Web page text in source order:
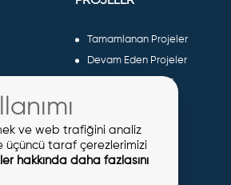
Tamamlanan Projeler
Devam Eden Projeler
Planlanan Projeler
Sosyal Projeler
ve web trafiğini analiz
üçüncü taraf çerezlerimizi
hakkında daha fazlasını